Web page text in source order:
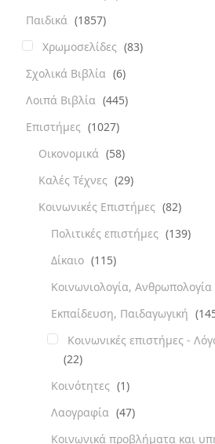
Παιδικά (1857)
Χρωμοσελίδες (83)
Σχολικά Βιβλία (6)
Λοιπά Βιβλία (445)
Επιστήμες (1027)
Οικονομικά (58)
Καλές Τέχνες (29)
Κοινωνικές Επιστήμες (82)
Πολιτικές επιστήμες (139)
Δίκαιο (115)
Κοινωνιολογία, Ανθρωπολογία
Εκπαίδευση, Παιδαγωγική
Κοινωνικές επιστήμες -
(22)
Κοινότητες (1)
Λαογραφία (47)
Κοινωνικά προβλήματα και